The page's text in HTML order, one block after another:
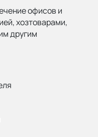
офисов и
хозтоварами,
другим